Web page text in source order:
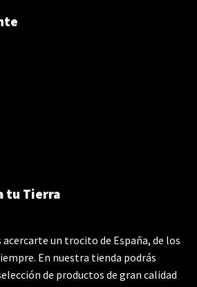
tu Tierra
un trocito de España, de los
En nuestra tienda podrás
de productos de gran calidad